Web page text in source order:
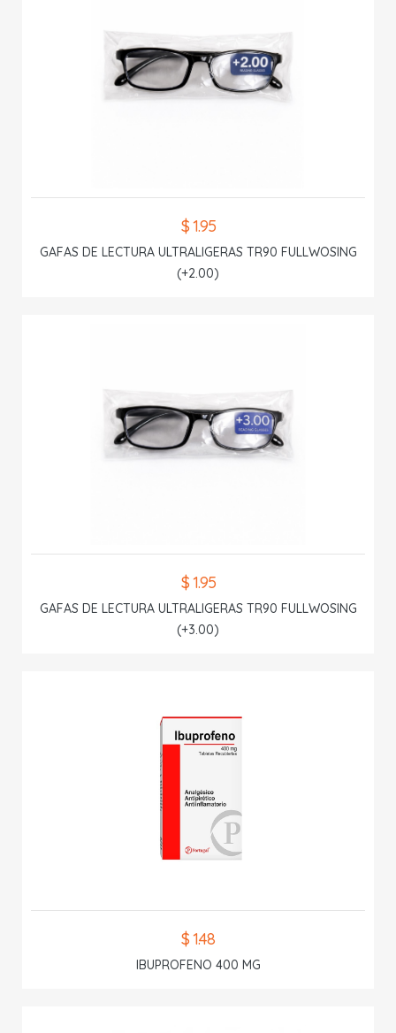
$ 1.95
GAFAS DE LECTURA ULTRALIGERAS TR90 FULLWOSING
(+2.00)
$ 1.95
GAFAS DE LECTURA ULTRALIGERAS TR90 FULLWOSING
(+3.00)
$ 1.48
IBUPROFENO 400 MG